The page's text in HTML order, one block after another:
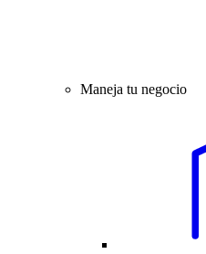
Maneja tu negocio